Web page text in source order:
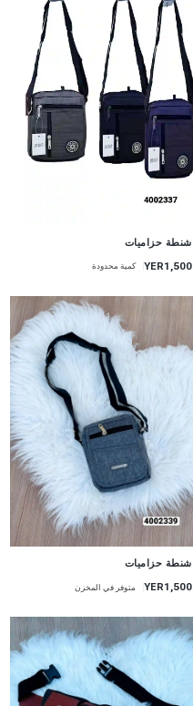
شنطة حزاميات
YER1,500 كمية محدودة
شنطة حزاميات
YER1,500 متوفر في المخزن